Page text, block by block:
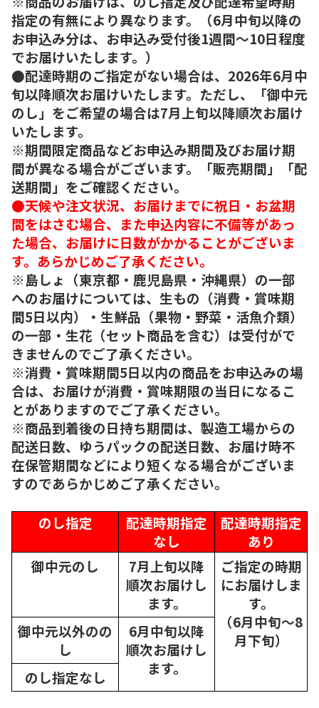
指定の有無により異なります。（6月中旬以降の
お申込み分は、お申込み受付後1週間～10日程度
でお届けいたします。）
●配達時期のご指定がない場合は、2026年6月中
旬以降順次お届けいたします。ただし、「御中元
のし」をご希望の場合は7月上旬以降順次お届け
いたします。
※期間限定商品などお申込み期間及びお届け期
間が異なる場合がございます。「販売期間」「配
送期間」をご確認ください。
●天候や注文状況、お届けまでに祝日・お盆期
間をはさむ場合、また申込内容に不備等があっ
た場合、お届けに日数がかかることがございま
す。あらかじめご了承ください。
※島しょ（東京都・鹿児島県・沖縄県）の一部
へのお届けについては、生もの（消費・賞味期
間5日以内）・生鮮品（果物・野菜・活魚介類）
の一部・生花（セット商品を含む）は受付がで
きませんのでご了承ください。
※消費・賞味期間5日以内の商品をお申込みの場
合は、お届けが消費・賞味期限の当日になるこ
とがありますのでご了承ください。
※商品到着後の日持ち期間は、製造工場からの
配送日数、ゆうパックの配送日数、お届け時不
在保管期間などにより短くなる場合がございま
すのであらかじめご了承ください。
のし指定
配達時期指定
なし
配達時期指定
あり
御中元のし
7月上旬以降
順次お届けし
ます。
ご指定の時期
にお届けしま
す。
（6月中旬～8
月下旬）
御中元以外のの
し
6月中旬以降
順次お届けし
ます。
のし指定なし